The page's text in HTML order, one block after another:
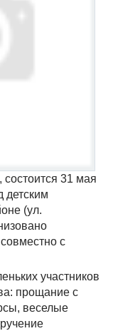
31 мая
детским
(ул.
с
участников
прощание с
веселые